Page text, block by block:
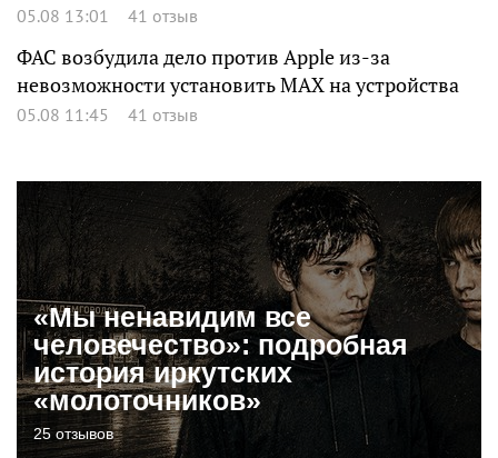
05.08 13:01 41 отзыв
ФАС возбудила дело против Apple из-за
невозможности установить MAX на устройства
05.08 11:45 41 отзыв
«Мы ненавидим все
человечество»: подробная
история иркутских
«молоточников»
25 отзывов